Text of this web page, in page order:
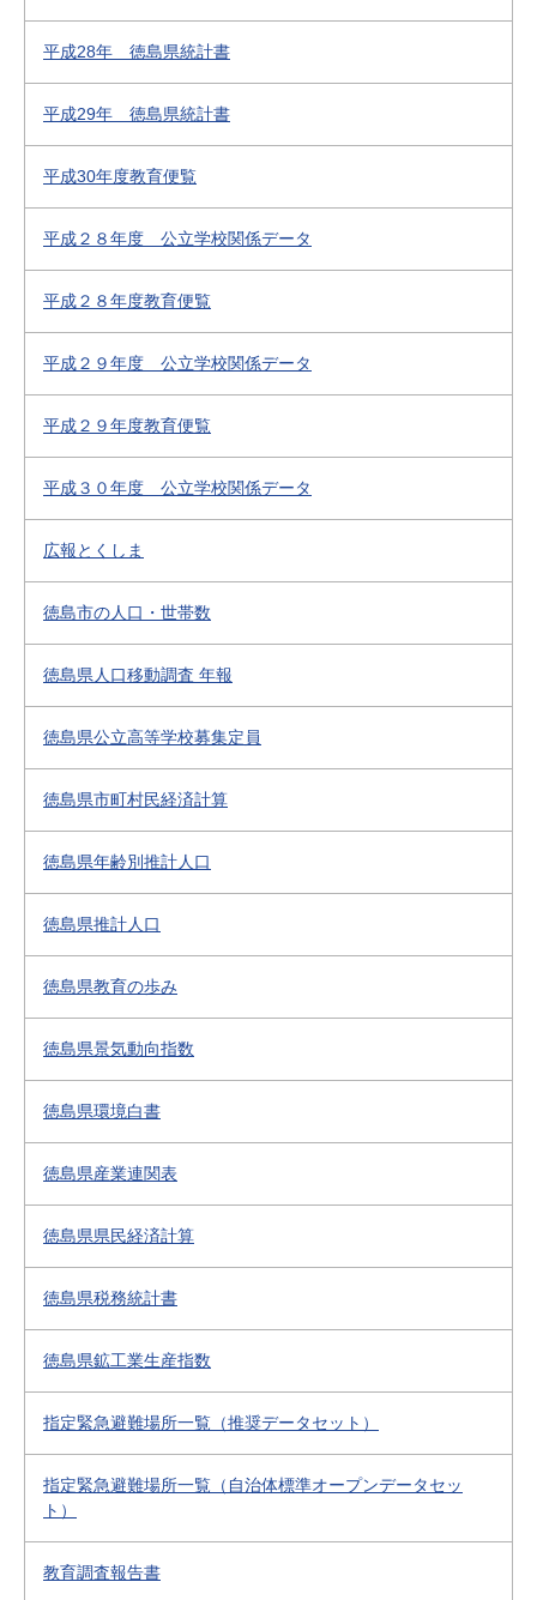
平成28年 徳島県統計書
平成29年 徳島県統計書
平成30年度教育便覧
平成２８年度 公立学校関係データ
平成２８年度教育便覧
平成２９年度 公立学校関係データ
平成２９年度教育便覧
平成３０年度 公立学校関係データ
広報とくしま
徳島市の人口・世帯数
徳島県人口移動調査 年報
徳島県公立高等学校募集定員
徳島県市町村民経済計算
徳島県年齢別推計人口
徳島県推計人口
徳島県教育の歩み
徳島県景気動向指数
徳島県環境白書
徳島県産業連関表
徳島県県民経済計算
徳島県税務統計書
徳島県鉱工業生産指数
指定緊急避難場所一覧（推奨データセット）
指定緊急避難場所一覧（自治体標準オープンデータセッ
ト）
教育調査報告書